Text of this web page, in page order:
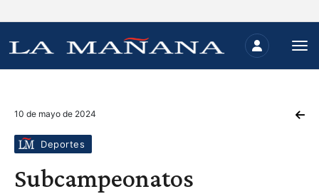
10 de mayo de 2024
Deportes
Subcampeonatos